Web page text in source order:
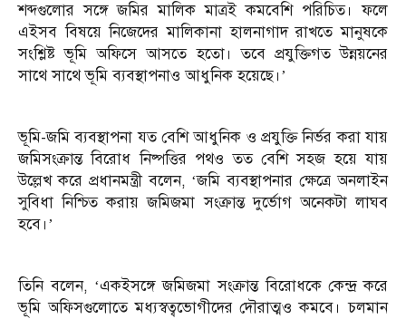
শব্দগুলোর সঙ্গে জমির মালিক মাত্রই কমবেশি পরিচিত। ফলে
এইসব বিষয়ে নিজেদের মালিকানা হালনাগাদ রাখতে মানুষকে
সংশ্লিষ্ট ভূমি অফিসে আসতে হতো। তবে প্রযুক্তিগত উন্নয়নের
সাথে সাথে ভূমি ব্যবস্থাপনাও আধুনিক হয়েছে।’
ভূমি-জমি ব্যবস্থাপনা যত বেশি আধুনিক ও প্রযুক্তি নির্ভর করা যায়
জমিসংক্রান্ত বিরোধ নিষ্পত্তির পথও তত বেশি সহজ হয়ে যায়
উল্লেখ করে প্রধানমন্ত্রী বলেন, ‘জমি ব্যবস্থাপনার ক্ষেত্রে অনলাইন
সুবিধা নিশ্চিত করায় জমিজমা সংক্রান্ত দুর্ভোগ অনেকটা লাঘব
হবে।’
তিনি বলেন, ‘একইসঙ্গে জমিজমা সংক্রান্ত বিরোধকে কেন্দ্র করে
ভূমি অফিসগুলোতে মধ্যস্বত্বভোগীদের দৌরাত্মও কমবে। চলমান